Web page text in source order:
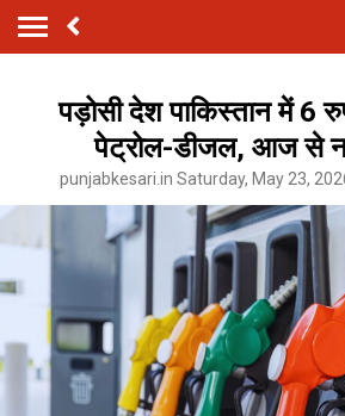
पड़ोसी देश पाकिस्तान में 6
पेट्रोल-डीजल, आज से
punjabkesari.in Saturday, May 23,